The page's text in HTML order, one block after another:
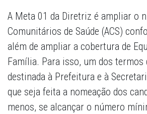
A Meta 01 da Diretriz é ampliar o
Comunitários de Saúde (ACS)
além de ampliar a cobertura de
Família. Para isso, um dos termos
destinada à Prefeitura e à
que seja feita a nomeação dos
menos, se alcançar o número